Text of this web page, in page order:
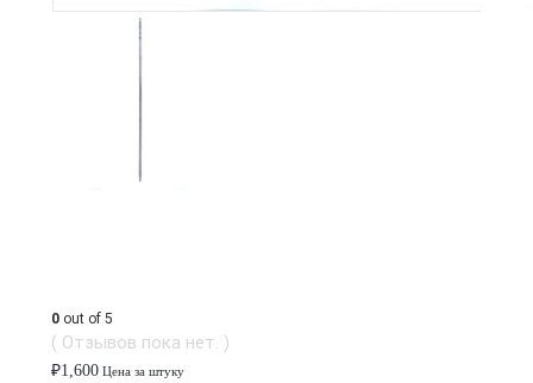
0 out of 5
( Отзывов пока нет. )
₽1,600 Цена за штуку